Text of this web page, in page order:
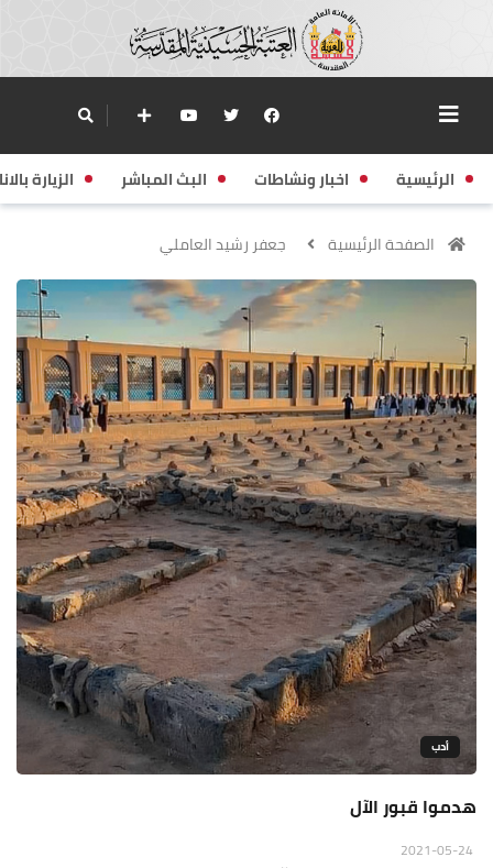
الرئيسية اخبار ونشاطات البث المباشر الزيارة
الصفحة الرئيسية جعفر رشيد العاملي
أدب
هدموا قبور الآل